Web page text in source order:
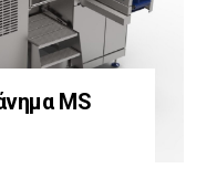
MS